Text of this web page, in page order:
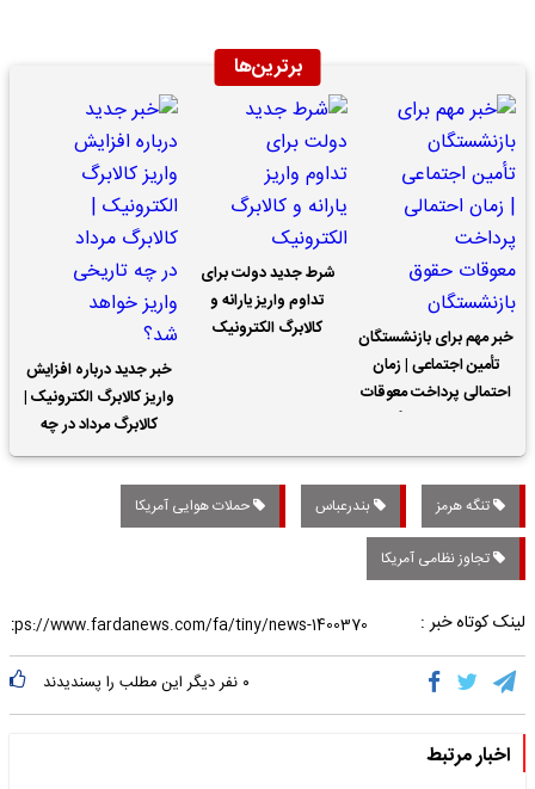
برترین‌ها
خبر مهم برای بازنشستگان
تأمین اجتماعی | زمان
احتمالی پرداخت معوقات
شرط جدید دولت برای
تداوم واریز یارانه و
کالابرگ الکترونیک
خبر جدید درباره افزایش
واریز کالابرگ الکترونیک |
کالابرگ مرداد در چه
تاریخی واریز خواهد شد؟
تنگه هرمز بندرعباس حملات هوایی آمریکا
تجاوز نظامی آمریکا
لینک کوتاه خبر :
۰ نفر دیگر این مطلب را پسندیدند
اخبار مرتبط